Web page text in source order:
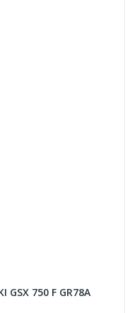
750 F GR78A